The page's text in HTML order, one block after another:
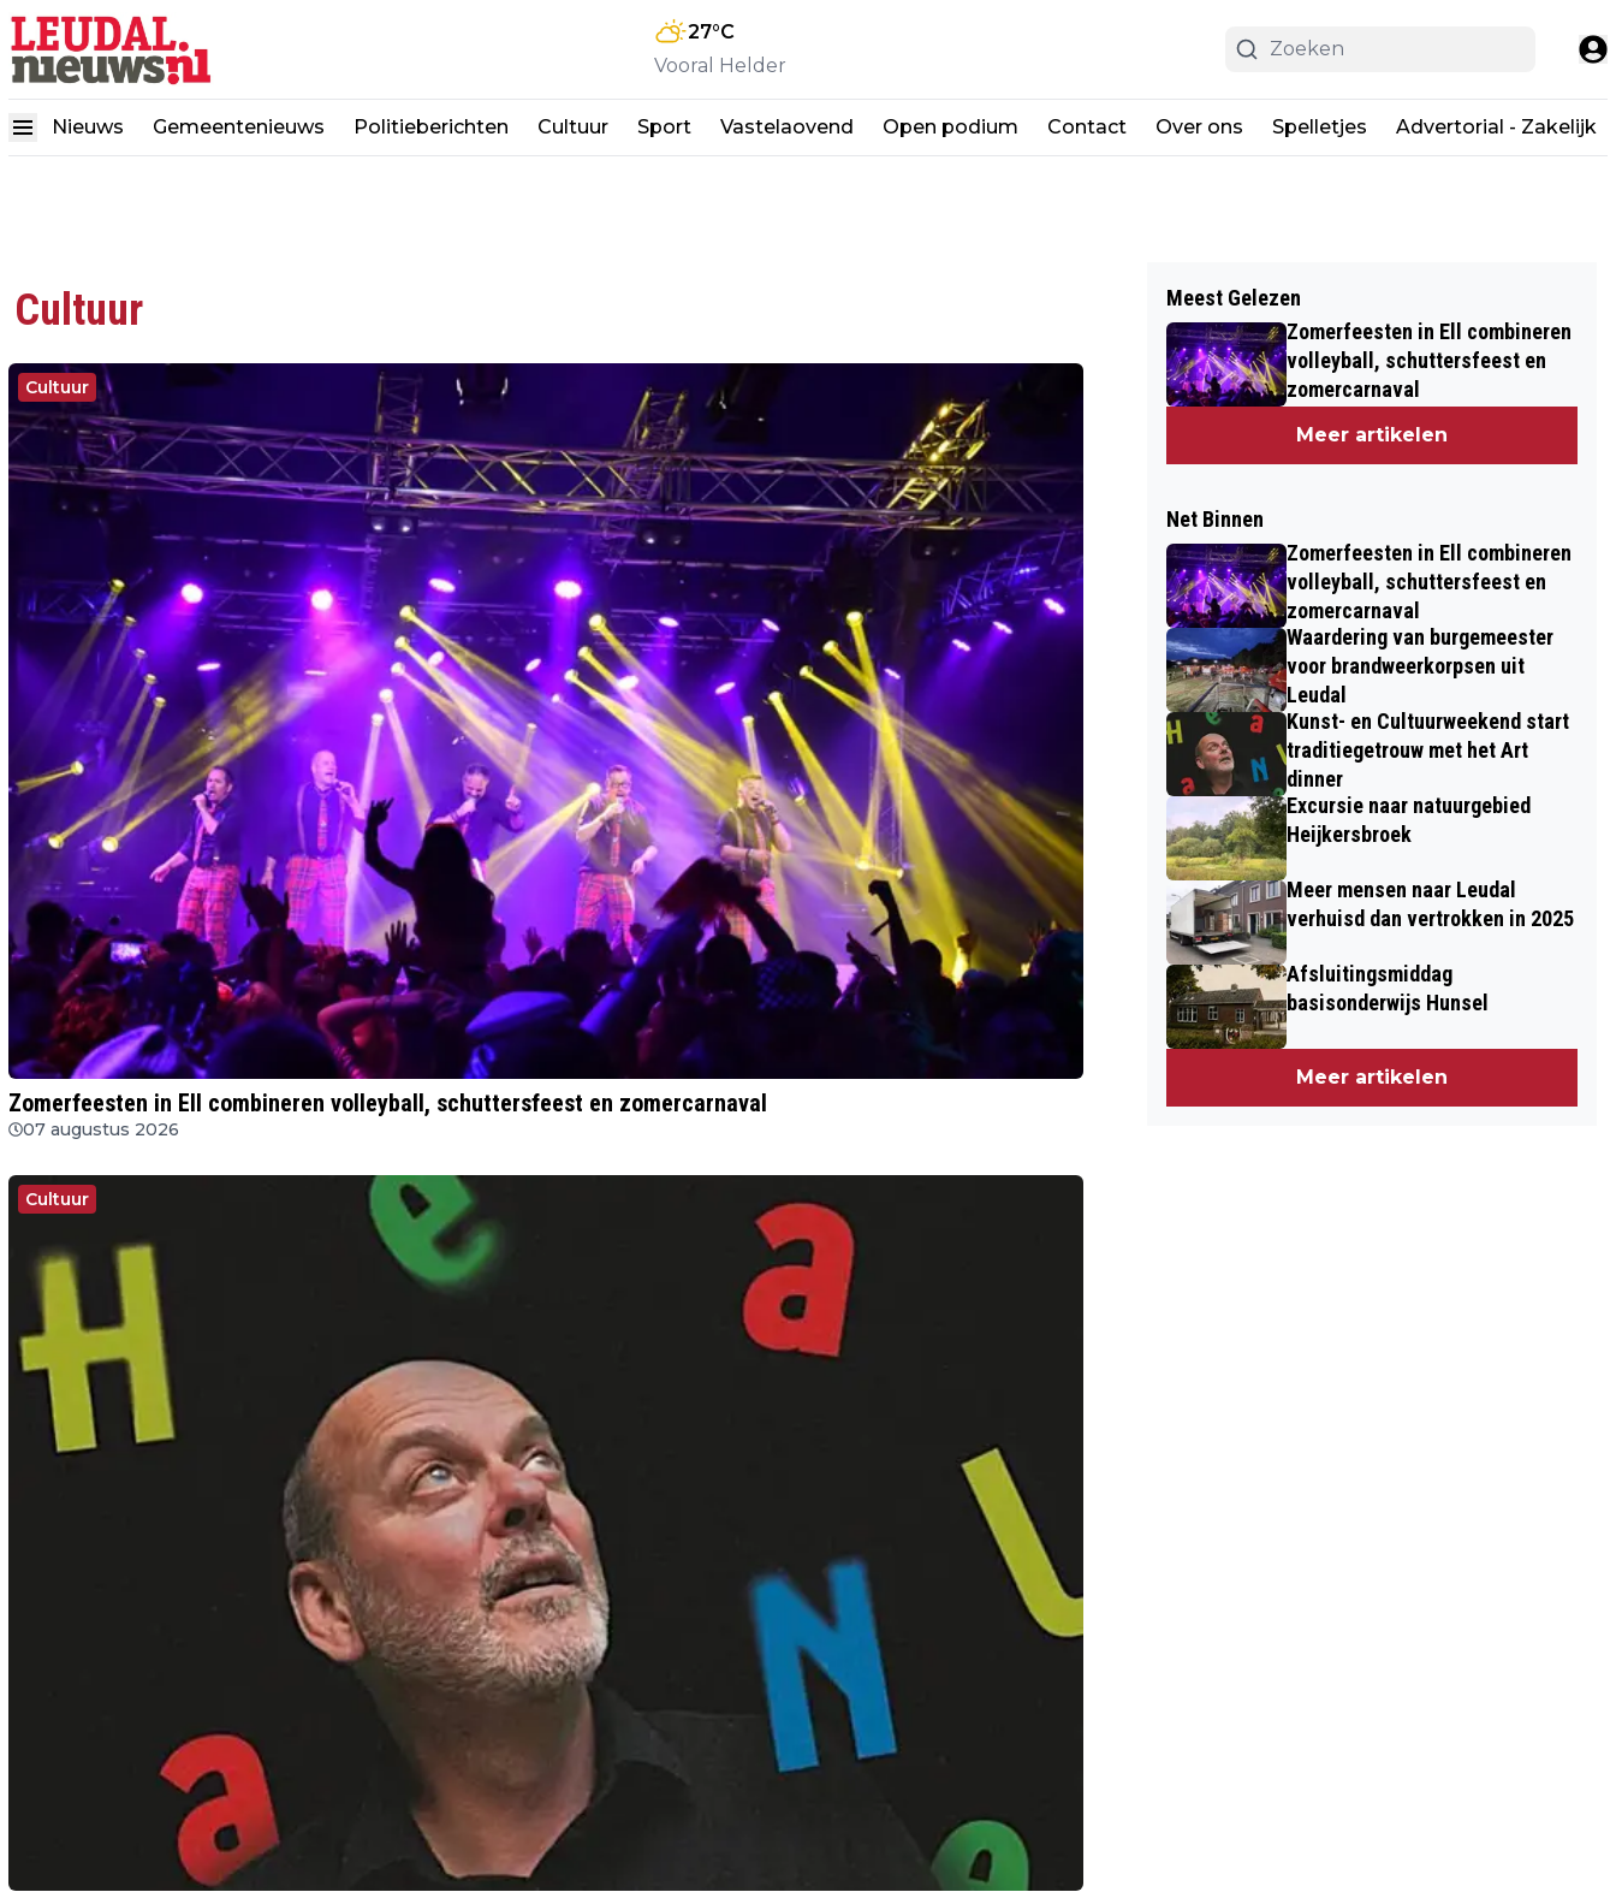
27°C
Vooral Helder
Nieuws Gemeentenieuws Politieberichten Cultuur Sport Vastelaovend Open podium Contact Over ons Spelletjes Advertorial - Zakelijk
Cultuur
Cultuur
Zomerfeesten in Ell combineren volleyball, schuttersfeest en zomercarnaval
07 augustus 2026
Cultuur
Meest Gelezen
Zomerfeesten in Ell combineren
volleyball, schuttersfeest en
zomercarnaval
Meer artikelen
Net Binnen
Zomerfeesten in Ell combineren
volleyball, schuttersfeest en
zomercarnaval
Waardering van burgemeester
voor brandweerkorpsen uit
Leudal
Kunst- en Cultuurweekend start
traditiegetrouw met het Art
dinner
Excursie naar natuurgebied
Heijkersbroek
Meer mensen naar Leudal
verhuisd dan vertrokken in 2025
Afsluitingsmiddag
basisonderwijs Hunsel
Meer artikelen